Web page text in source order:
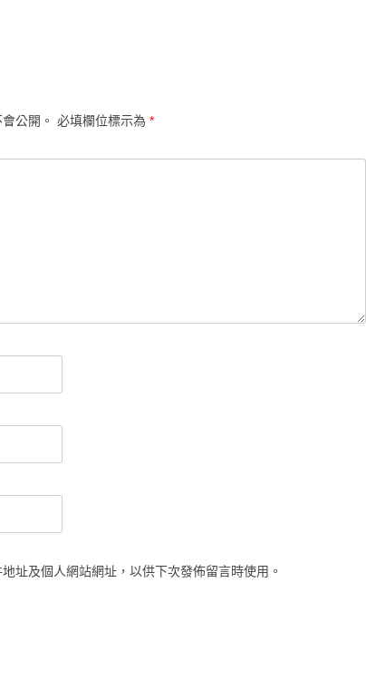
公開。 必填欄位標示為 *
址及個人網站網址，以供下次發佈留言時使用。